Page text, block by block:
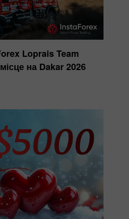
Loprais Team
на Dakar 2026